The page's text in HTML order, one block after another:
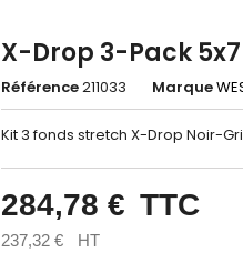
X-Drop 3-Pack 5x7
Référence211033 Marque
Kit 3 fonds stretch X-Drop Noir-
284,78 € TTC
237,32 € HT